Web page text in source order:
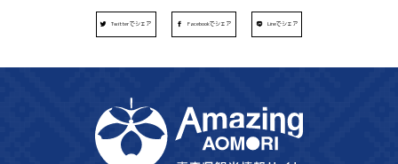
Twitterでシェア Facebookでシェア Lineでシェア